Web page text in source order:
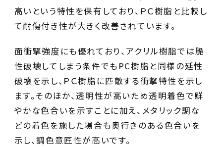
高いという特性を保有しており、ＰＣ樹脂と比較し
て耐傷付き性が大きく改善されています。
面衝撃強度にも優れており、アクリル樹脂では脆
性破壊してしまう条件でもPC樹脂と同様の延性
破壊を示し、ＰＣ樹脂に匹敵する衝撃特性を示し
ます。そのほか、透明性が高いため透明着色で鮮
やかな色合いを示すことに加え、メタリック調な
どの着色を施した場合も奥行きのある色合いを
示し、調色意匠性が高いです。